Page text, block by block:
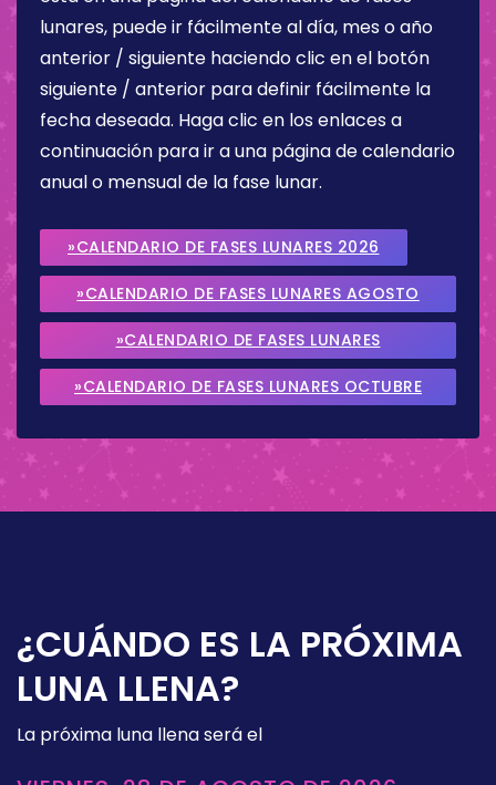
lunares, puede ir fácilmente al día, mes o año
anterior / siguiente haciendo clic en el botón
siguiente / anterior para definir fácilmente la
fecha deseada. Haga clic en los enlaces a
continuación para ir a una página de calendario
anual o mensual de la fase lunar.
»CALENDARIO DE FASES LUNARES 2026
»CALENDARIO DE FASES LUNARES AGOSTO
2026
»CALENDARIO DE FASES LUNARES
SEPTIEMBRE 2026
»CALENDARIO DE FASES LUNARES OCTUBRE
¿CUÁNDO ES LA PRÓXIMA
LUNA LLENA?
La próxima luna llena será el